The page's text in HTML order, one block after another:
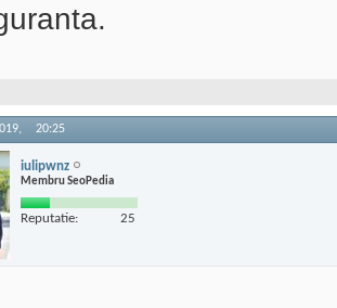
20:25
iulipwnz
Membru SeoPedia
Reputatie: 25